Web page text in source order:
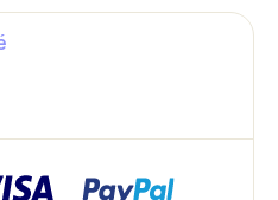
ajouter des produits à votre